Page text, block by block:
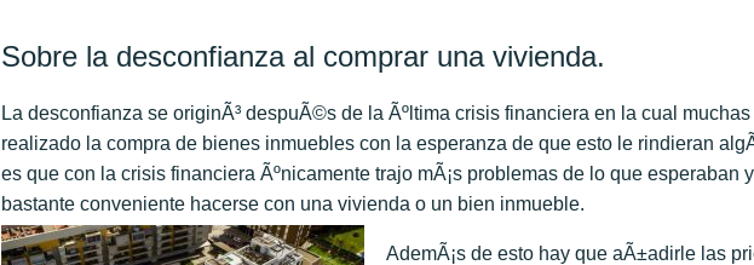
Sobre la desconfianza al comprar una vivienda.
La desconfianza se originÃ³ despuÃ©s de la Ãºltima crisis financiera en la cual
realizado la compra de bienes inmuebles con la esperanza de que esto le rindieran
es que con la crisis financiera Ãºnicamente trajo mÃ¡s problemas de lo que esperaban
bastante conveniente hacerse con una vivienda o un bien inmueble.
AdemÃ¡s de esto hay que aÃ±adirle las